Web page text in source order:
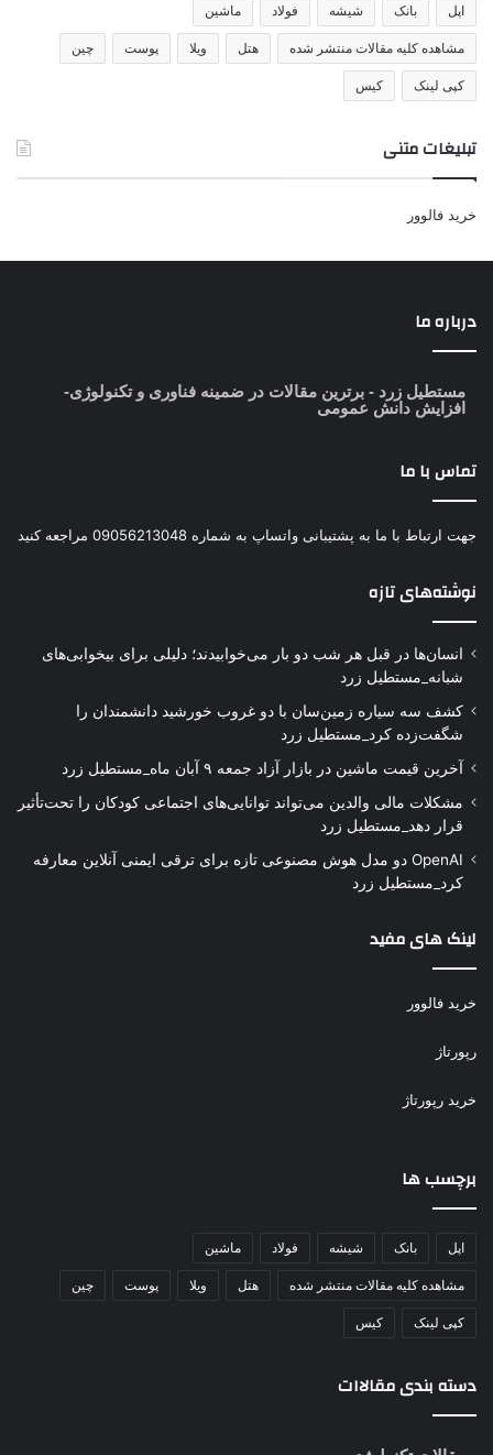
اپل بانک شیشه فولاد ماشین
مشاهده کلیه مقالات منتشر شده هتل ویلا پوست چین
کپی لینک کیس
تبلیغات متنی
خرید فالوور
درباره ما
مستطیل زرد - برترین مقالات در ضمینه فناوری و تکنولوژی-
افزایش دانش عمومی
تماس با ما
جهت ارتباط با ما به پشتیبانی واتساپ به شماره 09056213048 مراجعه کنید
نوشته‌های تازه
انسان‌ها در قبل هر شب دو بار می‌خوابیدند؛ دلیلی برای بیخوابی‌های
شبانه_مستطیل زرد
کشف سه سیاره زمین‌سان با دو غروب خورشید دانشمندان را
شگفت‌زده کرد_مستطیل زرد
آخرین قیمت ماشین در بازار آزاد جمعه ۹ آبان ماه_مستطیل زرد
مشکلات مالی والدین می‌تواند توانایی‌های اجتماعی کودکان را تحت‌تأثیر
قرار دهد_مستطیل زرد
OpenAI دو مدل هوش مصنوعی تازه برای ترقی ایمنی آنلاین معارفه
کرد_مستطیل زرد
لینک های مفید
خرید فالوور
رپورتاژ
خرید رپورتاژ
برچسب ها
اپل بانک شیشه فولاد ماشین
مشاهده کلیه مقالات منتشر شده هتل ویلا پوست چین
کپی لینک کیس
دسته بندی مقالاات